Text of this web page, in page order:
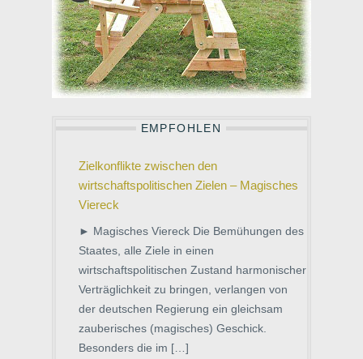
EMPFOHLEN
Zielkonflikte zwischen den
wirtschaftspolitischen Zielen – Magisches
Viereck
► Magisches Viereck Die Bemühungen des
Staates, alle Ziele in einen
wirtschaftspolitischen Zustand harmonischer
Verträglichkeit zu bringen, verlangen von
der deutschen Regierung ein gleichsam
zauberisches (magisches) Geschick.
Besonders die im […]